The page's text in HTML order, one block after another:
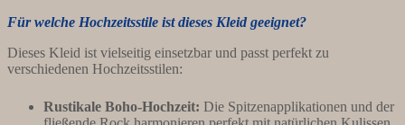
Für welche Hochzeitsstile ist dieses Kleid geeignet?
Dieses Kleid ist vielseitig einsetzbar und passt perfekt zu
verschiedenen Hochzeitsstilen:
Rustikale Boho-Hochzeit: Die Spitzenapplikationen und der